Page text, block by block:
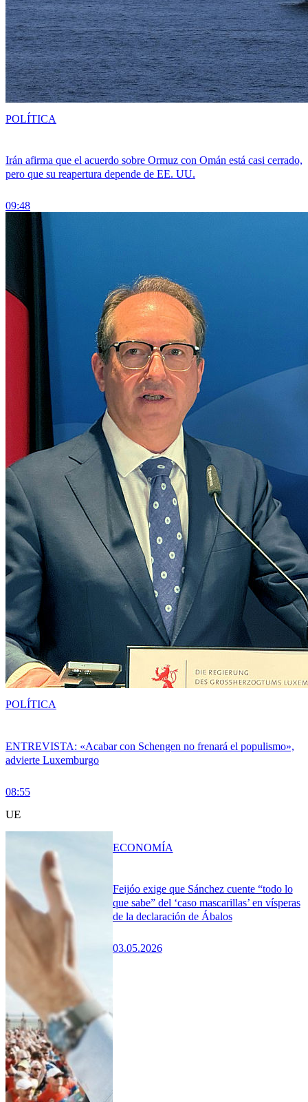
Irán afirma que el acuerdo sobre Ormuz con Omán está casi cerrado,
pero que su reapertura depende de EE. UU.
09:48
POLÍTICA
ENTREVISTA: «Acabar con Schengen no frenará el populismo»,
advierte Luxemburgo
08:55
POLÍTICA
UE
Feijóo exige que Sánchez cuente “todo lo
que sabe” del ‘caso mascarillas’ en vísperas
de la declaración de Ábalos
03.05.2026
ECONOMÍA